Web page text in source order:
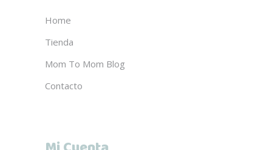
Home
Tienda
Mom To Mom Blog
Contacto